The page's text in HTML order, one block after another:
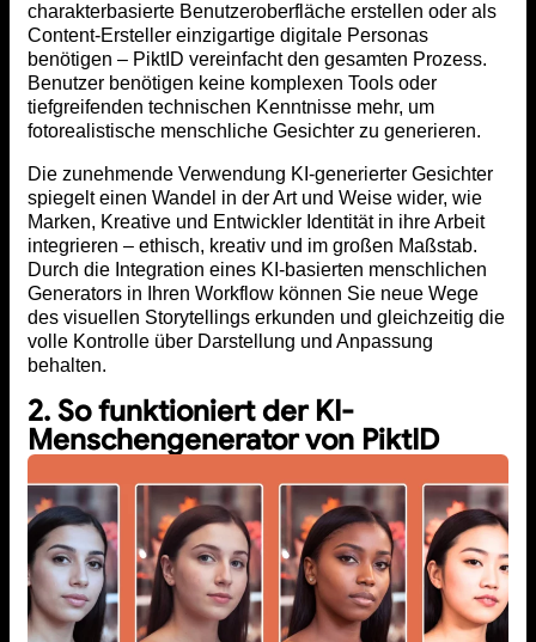
charakterbasierte Benutzeroberfläche erstellen oder als
Content-Ersteller einzigartige digitale Personas
benötigen – PiktID vereinfacht den gesamten Prozess.
Benutzer benötigen keine komplexen Tools oder
tiefgreifenden technischen Kenntnisse mehr, um
fotorealistische menschliche Gesichter zu generieren.
Die zunehmende Verwendung KI-generierter Gesichter
spiegelt einen Wandel in der Art und Weise wider, wie
Marken, Kreative und Entwickler Identität in ihre Arbeit
integrieren – ethisch, kreativ und im großen Maßstab.
Durch die Integration eines KI-basierten menschlichen
Generators in Ihren Workflow können Sie neue Wege
des visuellen Storytellings erkunden und gleichzeitig die
volle Kontrolle über Darstellung und Anpassung
behalten.
2. So funktioniert der KI-
Menschengenerator von PiktID